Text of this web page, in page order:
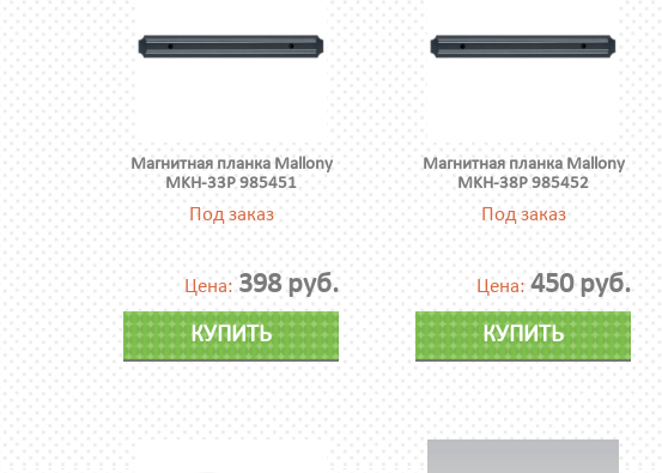
Магнитная планка Mallony
MKH-33P 985451
Под заказ
Цена: 398 руб.
КУПИТЬ
Магнитная планка Mallony
MKH-38P 985452
Под заказ
Цена: 450 руб.
КУПИТЬ